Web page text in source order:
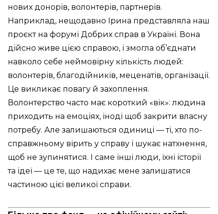
нових донорів, волонтерів, партнерів.
Наприклад, нещодавно Ірина представляла наш
проєкт на форумі Добрих справ в Україні. Вона
дійсно живе цією справою, і змогла об’єднати
навколо себе неймовірну кількість людей:
волонтерів, благодійників, меценатів, організації.
Це викликає повагу й захоплення.
Волонтерство часто має короткий «вік»: людина
приходить на емоціях, іноді щоб закрити власну
потребу. Але залишаються одиниці — ті, хто по-
справжньому вірить у справу і шукає натхнення,
щоб не зупинятися. І саме інші люди, їхні історії
та ідеї — це те, що надихає мене залишатися
частиною цієї великої справи.